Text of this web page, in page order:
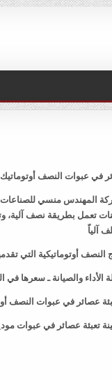
في عبوات النصف أوتوماتيك
المهندس منسي للصناعات
تعمل بطريقة نصف آلية،
آلياً
النصف أوتوماتيكية التي
الأداء والصيانة ـ سعرها في
عصائر في عبوات النصف
تعبئة عصائر في عبوات